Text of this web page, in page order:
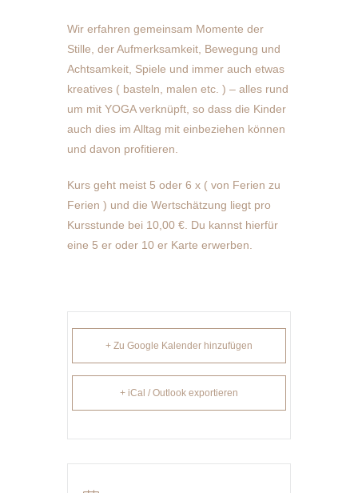
Wir erfahren gemeinsam Momente der
Stille, der Aufmerksamkeit, Bewegung und
Achtsamkeit, Spiele und immer auch etwas
kreatives ( basteln, malen etc. ) – alles rund
um mit YOGA verknüpft, so dass die Kinder
auch dies im Alltag mit einbeziehen können
und davon profitieren.
Kurs geht meist 5 oder 6 x ( von Ferien zu
Ferien ) und die Wertschätzung liegt pro
Kursstunde bei 10,00 €. Du kannst hierfür
eine 5 er oder 10 er Karte erwerben.
+ Zu Google Kalender hinzufügen
+ iCal / Outlook exportieren